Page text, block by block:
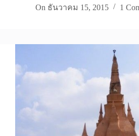
On ธันวาคม 15, 2015 1